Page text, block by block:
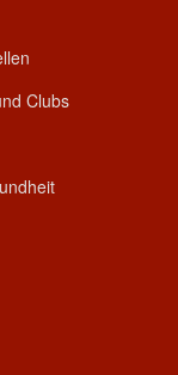
Clubs